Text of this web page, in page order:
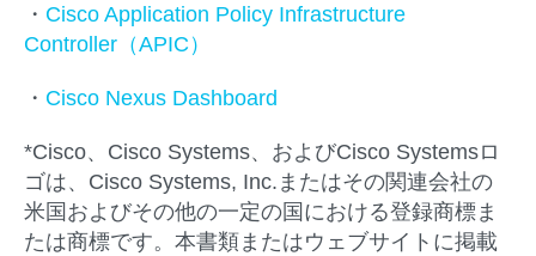
・ Cisco Application Policy Infrastructure
Controller（APIC）
・ Cisco Nexus Dashboard
*Cisco、Cisco Systems、およびCisco Systemsロ
ゴは、Cisco Systems, Inc.またはその関連会社の
米国およびその他の一定の国における登録商標ま
たは商標です。本書類またはウェブサイトに掲載